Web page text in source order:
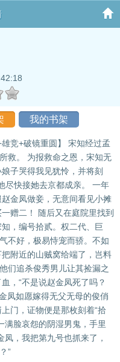
我的书架
竞+破镜重圆】 宋知经过孟
救。 为报救命之恩，宋知无
子哭得我见犹怜，并将刻
尽快接她去京都成亲。 一年
金凤做妾，无意间看见小摊
赠二！ 随后又在庭院里找到
，编号拾贰。权二代、巨
不好，极易恃宠而骄。不如
附近的山贼窝给端了，岂料
们追杀俊秀男儿让其捡漏之
，“不是说赵金凤死了吗？
凤如愿嫁得无父无母的俊俏
门，证物便是那枚刻着“拾
满脸哀怨的阴湿男鬼，手里
，我把第九号也抓来了，
”